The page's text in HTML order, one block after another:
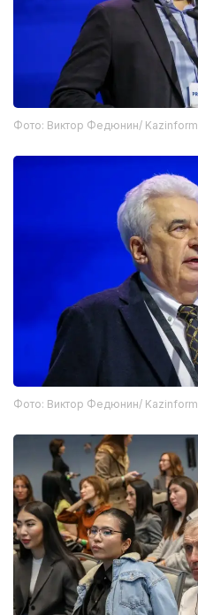
Фото: Виктор Федюнин/ Kazinform
Фото: Виктор Федюнин/ Kazinform